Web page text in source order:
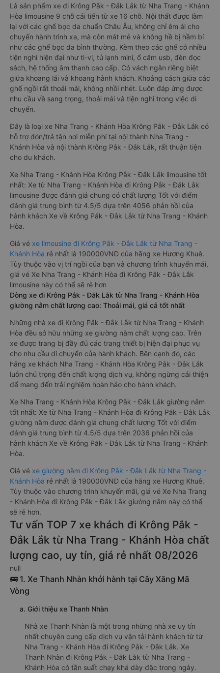
Là sản phẩm xe đi Krông Pắk - Đắk Lắk từ Nha Trang - Khánh
Hòa limousine 9 chỗ cải tiến từ xe 16 chỗ. Nội thất được làm
lại với các ghế bọc da chuẩn Châu Âu, không chỉ êm ái cho
chuyến hành trình xa, mà còn mát mẻ và không hề bị hầm bí
như các ghế bọc da bình thường. Kèm theo các ghế có nhiều
tiện nghi hiện đại như ti-vi, tủ lạnh mini, ổ cắm usb, đèn đọc
sách, hệ thống âm thanh cao cấp. Có vách ngăn riêng biệt
giữa khoang lái và khoang hành khách. Khoảng cách giữa các
ghế ngồi rất thoải mái, không nhồi nhét. Luôn đáp ứng được
nhu cầu về sang trọng, thoải mái và tiện nghi trong việc di
chuyển.
Đây là loại xe Nha Trang - Khánh Hòa Krông Pắk - Đắk Lắk có
hỗ trợ đón/trả tận nơi miễn phí tại nội thành Nha Trang -
Khánh Hòa và nội thành Krông Pắk - Đắk Lắk, rất thuận tiện
cho du khách.
Xe Nha Trang - Khánh Hòa Krông Pắk - Đắk Lắk limousine tốt
nhất: Xe từ Nha Trang - Khánh Hòa đi Krông Pắk - Đắk Lắk
limousine được đánh giá chung có chất lượng Tốt với điểm
đánh giá trung bình từ 4.5/5 dựa trên 4056 phản hồi của
hành khách Xe về Krông Pắk - Đắk Lắk từ Nha Trang - Khánh
Hòa.
Giá vé xe limousine đi Krông Pắk - Đắk Lắk từ Nha Trang -
Khánh Hòa rẻ nhất là 190000VND của hãng xe Hương Khuê.
Tùy thuộc vào vị trí ngồi của bạn và chương trình khuyến mãi,
giá vé Xe Nha Trang - Khánh Hòa đi Krông Pắk - Đắk Lắk
limousine này có thể sẽ rẻ hơn
Dòng xe đi Krông Pắk - Đắk Lắk từ Nha Trang - Khánh Hòa
giường nằm chất lượng cao: Thoải mái, giá cả tốt nhất
Những nhà xe đi Krông Pắk - Đắk Lắk từ Nha Trang - Khánh
Hòa đều sở hữu những xe giường nằm chất lượng cao. Trên
xe được trang bị đầy đủ các trang thiết bị hiện đại phục vụ
cho nhu cầu di chuyển của hành khách. Bên cạnh đó, các
hãng xe khách Nha Trang - Khánh Hòa Krông Pắk - Đắk Lắk
luôn chú trọng đến chất lượng dịch vụ, không ngừng cải thiện
để mang đến trải nghiệm hoàn hảo cho hành khách.
Xe Nha Trang - Khánh Hòa Krông Pắk - Đắk Lắk giường nằm
tốt nhất: Xe từ Nha Trang - Khánh Hòa đi Krông Pắk - Đắk Lắk
giường nằm được đánh giá chung chất lượng Tốt với điểm
đánh giá trung bình từ 4.5/5 dựa trên 2036 phản hồi của
hành khách Xe về Krông Pắk - Đắk Lắk từ Nha Trang - Khánh
Hòa.
Giá vé xe giường nằm đi Krông Pắk - Đắk Lắk từ Nha Trang -
Khánh Hòa rẻ nhất là 190000VND của hãng xe Hương Khuê.
Tùy thuộc vào chương trình khuyến mãi, giá vé Xe Nha Trang
- Khánh Hòa đi Krông Pắk - Đắk Lắk giường nằm này có thể
sẽ rẻ hơn.
Tư vấn TOP 7 xe khách đi Krông Pắk -
Đắk Lắk từ Nha Trang - Khánh Hòa chất
lượng cao, uy tín, giá rẻ nhất 08/2026
null
🚌 1. Xe Thanh Nhàn khởi hành tại Cây Xăng Mã
Vòng
a. Giới thiệu xe Thanh Nhàn
Nhà xe Thanh Nhàn là một trong những nhà xe uy tín
nhất chuyên cung cấp dịch vụ vận tải hành khách từ từ
Nha Trang - Khánh Hòa đi Krông Pắk - Đắk Lắk. Xe
Thanh Nhàn đi Krông Pắk - Đắk Lắk từ Nha Trang -
Khánh Hòa có tần suất chạy khá dày đặc trong ngày.